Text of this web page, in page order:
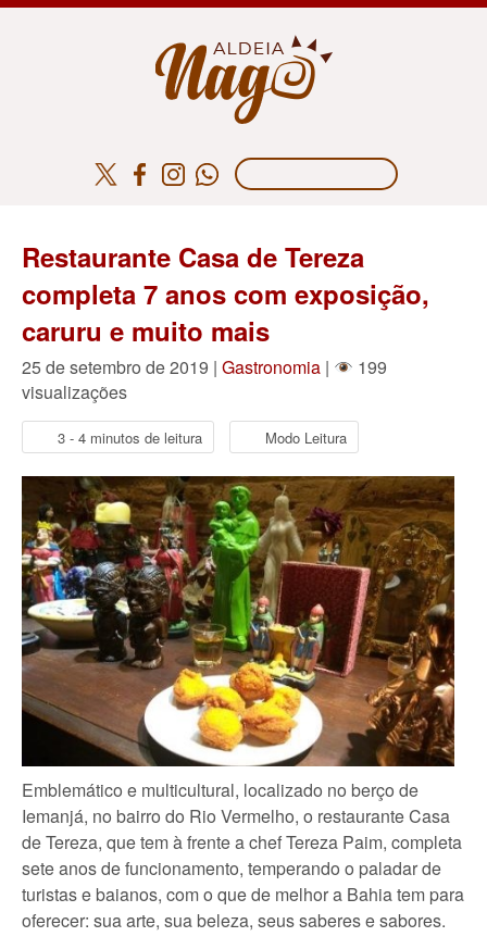
Restaurante Casa de Tereza
completa 7 anos com exposição,
caruru e muito mais
25 de setembro de 2019 | Gastronomia |
199
visualizações
3 - 4 minutos de leitura Modo Leitura
Emblemático e multicultural, localizado no berço de
Iemanjá, no bairro do Rio Vermelho, o restaurante Casa
de Tereza, que tem à frente a chef Tereza Paim, completa
sete anos de funcionamento, temperando o paladar de
turistas e baianos, com o que de melhor a Bahia tem para
oferecer: sua arte, sua beleza, seus saberes e sabores.